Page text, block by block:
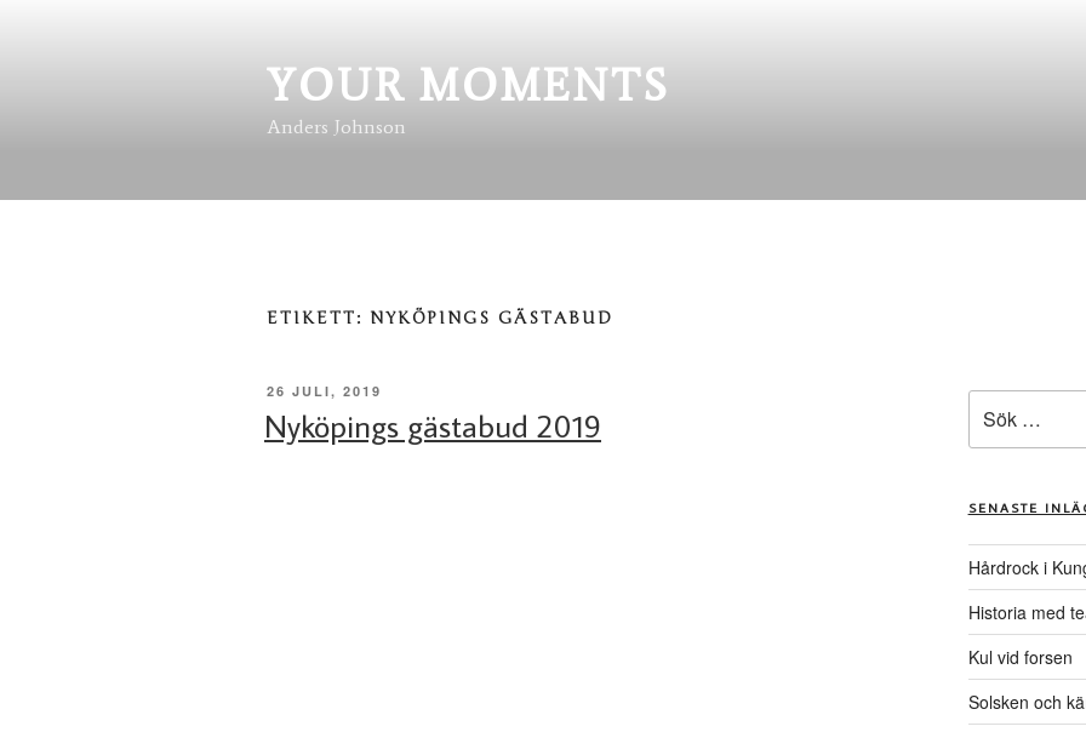
YOUR MOMENTS
Anders Johnson
ETIKETT: NYKÖPINGS GÄSTABUD
PUBLICERAT
26 JULI, 2019
Nyköpings gästabud 2019
efter:
SENASTE
Hårdrock i
Historia med
Kul vid forsen
Solsken och